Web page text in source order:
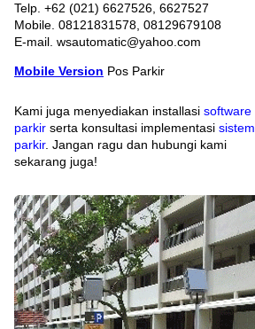
Telp. +62 (021) 6627526, 6627527
Mobile. 08121831578, 08129679108
E-mail. wsautomatic@yahoo.com
Mobile Version Pos Parkir
Kami juga menyediakan installasi software
parkir serta konsultasi implementasi sistem
parkir. Jangan ragu dan hubungi kami
sekarang juga!